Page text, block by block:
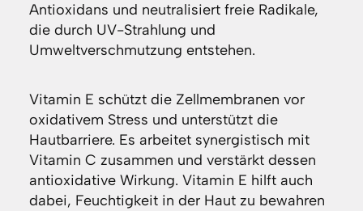
Antioxidans und neutralisiert freie Radikale,
die durch UV-Strahlung und
Umweltverschmutzung entstehen.
Vitamin E schützt die Zellmembranen vor
oxidativem Stress und unterstützt die
Hautbarriere. Es arbeitet synergistisch mit
Vitamin C zusammen und verstärkt dessen
antioxidative Wirkung. Vitamin E hilft auch
dabei, Feuchtigkeit in der Haut zu bewahren